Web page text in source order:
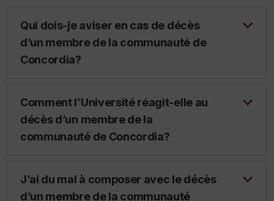
Qui dois-je aviser en cas de décès
d’un membre de la communauté de
Concordia?
Comment l’Université réagit-elle au
décès d’un membre de la
communauté de Concordia?
J’ai du mal à composer avec le décès
d’un membre de la communauté